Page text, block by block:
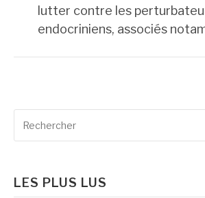
lutter contre les
endocriniens, associés
LES PLUS LUS